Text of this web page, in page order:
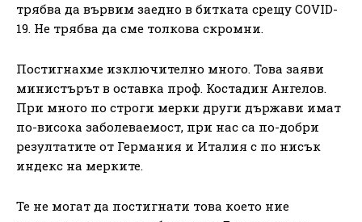
трябва да вървим заедно в битката срещу COVID-
19. Не трябва да сме толкова скромни.
Постигнахме изключително много. Това заяви
министърът в оставка проф. Костадин Ангелов.
При много по строги мерки други държави имат
по-висока заболеваемост, при нас са по-добри
резултатите от Германия и Италия с по нисък
индекс на мерките.
Те не могат да постигнати това което ние